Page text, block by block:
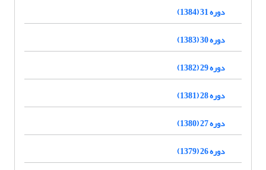
دوره 31 (1384)
دوره 30 (1383)
دوره 29 (1382)
دوره 28 (1381)
دوره 27 (1380)
دوره 26 (1379)